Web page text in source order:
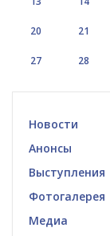
20 21
27 28
Новости
Анонсы
Выступления
Фотогалерея
Медиа